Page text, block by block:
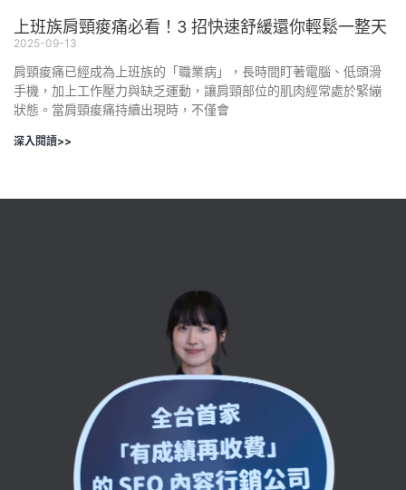
上班族肩頸痠痛必看！3 招快速舒緩還你輕鬆一整天
2025-09-13
肩頸痠痛已經成為上班族的「職業病」，長時間盯著電腦、低頭滑
手機，加上工作壓力與缺乏運動，讓肩頸部位的肌肉經常處於緊繃
狀態。當肩頸痠痛持續出現時，不僅會
深入閱讀>>